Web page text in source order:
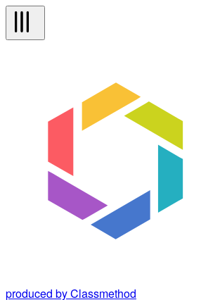
produced by Classmethod